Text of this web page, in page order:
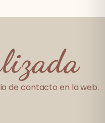
de contacto en la web.